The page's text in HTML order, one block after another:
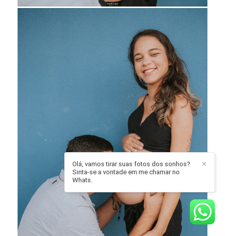
✕
Olá, vamos tirar suas fotos dos sonhos?
Sinta-se a vontade em me chamar no
Whats.